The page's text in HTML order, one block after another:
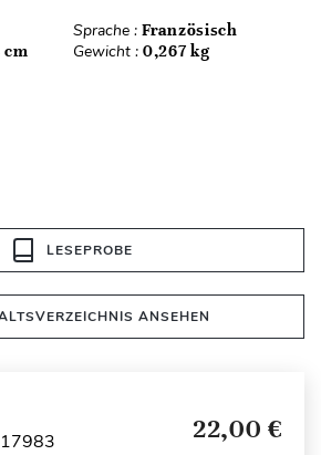
Sprache : Französisch
cm Gewicht : 0,267 kg
LESEPROBE
ANSEHEN
22,00 €